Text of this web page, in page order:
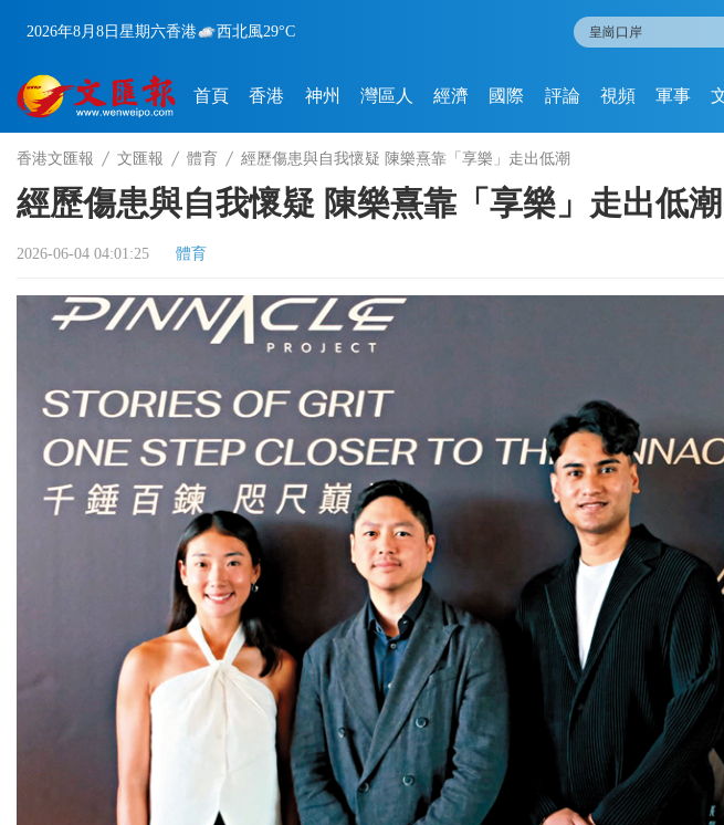
2026年8月8日 星期六香港 西北風29°C
首頁 香港 神州 灣區人 經濟 國際 評論 視頻 軍事
香港文匯報 文匯報 體育 經歷傷患與自我懷疑 陳樂熹靠「享樂」走出低潮
經歷傷患與自我懷疑 陳樂熹靠「享樂」走出低潮
2026-06-04 04:01:25 體育